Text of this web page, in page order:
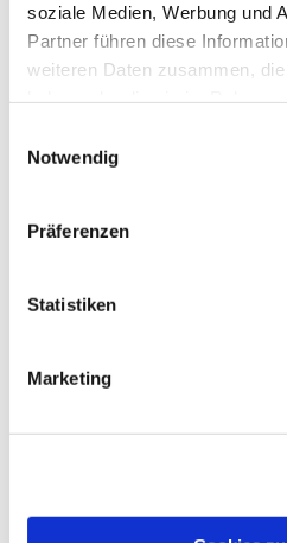
soziale Medien, Werbung und
Partner führen diese
weiteren Daten zusammen,
Notwendig
Präferenzen
Statistiken
Marketing
Dies